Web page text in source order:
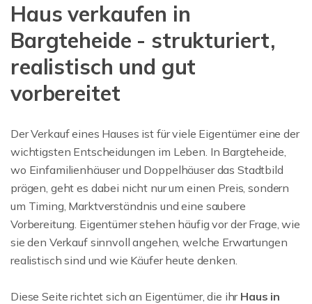
Haus verkaufen in
Bargteheide - strukturiert,
realistisch und gut
vorbereitet
Der Verkauf eines Hauses ist für viele Eigentümer eine der
wichtigsten Entscheidungen im Leben. In Bargteheide,
wo Einfamilienhäuser und Doppelhäuser das Stadtbild
prägen, geht es dabei nicht nur um einen Preis, sondern
um Timing, Marktverständnis und eine saubere
Vorbereitung. Eigentümer stehen häufig vor der Frage, wie
sie den Verkauf sinnvoll angehen, welche Erwartungen
realistisch sind und wie Käufer heute denken.
Diese Seite richtet sich an Eigentümer, die ihr Haus in